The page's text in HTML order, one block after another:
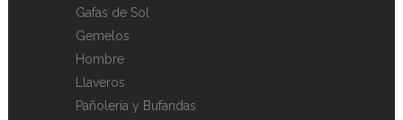
Gafas de Sol
Gemelos
Hombre
Llaveros
Pañolería y Bufandas